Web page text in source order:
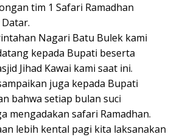
tim 1 Safari Ramadhan
Nagari Batu Bulek kami
kepada Bupati beserta
Jihad Kawai kami saat ini.
juga kepada Bupati
bahwa setiap bulan suci
mengadakan safari Ramadhan.
lebih kental pagi kita laksanakan